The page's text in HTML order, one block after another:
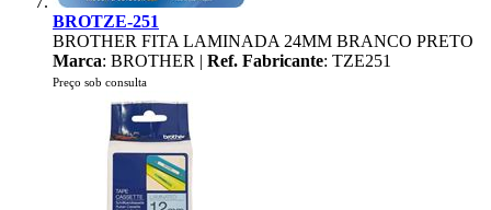
BROTZE-251
BROTHER FITA LAMINADA 24MM BRANCO PRETO
Marca: BROTHER | Ref. Fabricante: TZE251
Preço sob consulta